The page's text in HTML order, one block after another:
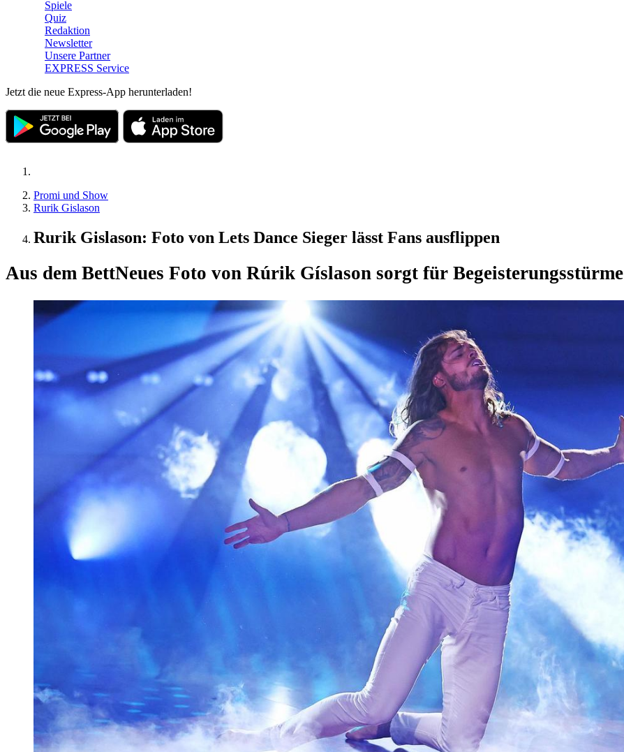
Spiele
Quiz
Redaktion
Newsletter
Unsere Partner
EXPRESS Service
Jetzt die neue Express-App herunterladen!
Promi und Show
Rurik Gislason
Rurik Gislason: Foto von Lets Dance Sieger lässt Fans ausflippen
Aus dem BettNeues Foto von Rúrik Gíslason sorgt für Begeisterungsstürme